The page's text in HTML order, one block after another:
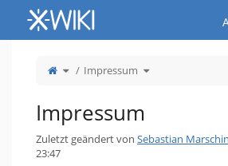
Startseite
Schalte
den
übergeordneten
Impressum Schalte
den
Impressum
Zuletzt geändert von Sebastian
23:47